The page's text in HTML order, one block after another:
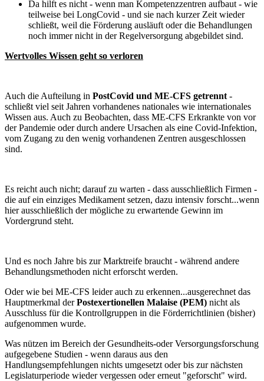
Da hilft es nicht - wenn man Kompetenzzentren aufbaut - wie
teilweise bei LongCovid - und sie nach kurzer Zeit wieder
schließt, weil die Förderung ausläuft oder die Behandlungen
noch immer nicht in der Regelversorgung abgebildet sind.
Wertvolles Wissen geht so verloren
Auch die Aufteilung in PostCovid und ME-CFS getrennt -
schließt viel seit Jahren vorhandenes nationales wie internationales
Wissen aus. Auch zu Beobachten, dass ME-CFS Erkrankte von vor
der Pandemie oder durch andere Ursachen als eine Covid-Infektion,
vom Zugang zu den wenig vorhandenen Zentren ausgeschlossen
sind.
Es reicht auch nicht; darauf zu warten - dass ausschließlich Firmen -
die auf ein einziges Medikament setzen, dazu intensiv forscht...wenn
hier ausschließlich der mögliche zu erwartende Gewinn im
Vordergrund steht.
Und es noch Jahre bis zur Marktreife braucht - während andere
Behandlungsmethoden nicht erforscht werden.
Oder wie bei ME-CFS leider auch zu erkennen...ausgerechnet das
Hauptmerkmal derPostexertionellen Malaise (PEM) nicht als
Ausschluss für die Kontrollgruppen in die Förderrichtlinien (bisher)
aufgenommen wurde.
Was nützen im Bereich der Gesundheits-oder Versorgungsforschung
aufgegebene Studien - wenn daraus aus den
Handlungsempfehlungen nichts umgesetzt oder bis zur nächsten
Legislaturperiode wieder vergessen oder erneut "geforscht" wird.